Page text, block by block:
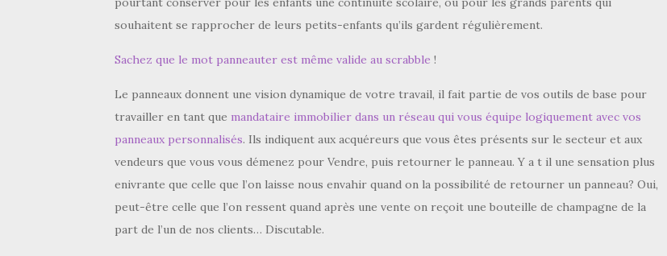
souhaitent se rapprocher de leurs petits-enfants qu’ils gardent régulièrement.
Sachez que le mot panneauter est même valide au scrabble !
Le panneaux donnent une vision dynamique de votre travail, il fait partie de vos outils de base pour
travailler en tant que mandataire immobilier dans un réseau qui vous équipe logiquement avec vos
panneaux personnalisés. Ils indiquent aux acquéreurs que vous êtes présents sur le secteur et aux
vendeurs que vous vous démenez pour Vendre, puis retourner le panneau. Y a t il une sensation plus
enivrante que celle que l’on laisse nous envahir quand on la possibilité de retourner un panneau? Oui,
peut-être celle que l’on ressent quand après une vente on reçoit une bouteille de champagne de la
part de l’un de nos clients… Discutable.